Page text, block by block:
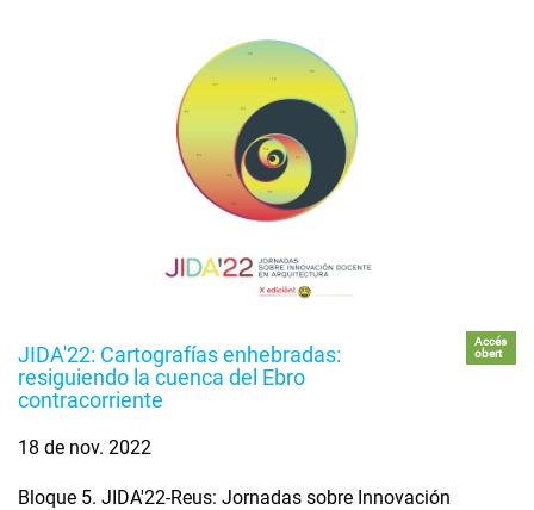
JIDA'22: Cartografías enhebradas:
resiguiendo la cuenca del Ebro
contracorriente
Accés
obert
18 de nov. 2022
Bloque 5. JIDA'22-Reus: Jornadas sobre Innovación